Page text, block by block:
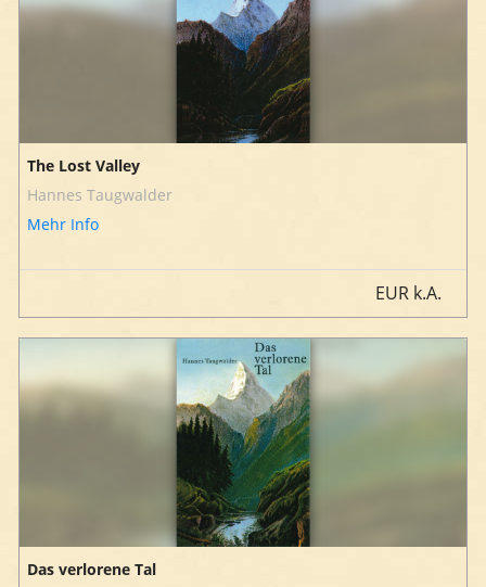
The Lost Valley
Hannes Taugwalder
Mehr Info
EUR k.A.
Das verlorene Tal